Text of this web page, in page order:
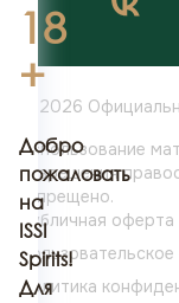
© 2026
Использование
разрешения
запрещено.
Публичная оферта
Политика
18
+
Добро
пожаловать
на
ISSI
Spirits!
Для